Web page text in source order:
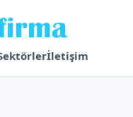
İletişim